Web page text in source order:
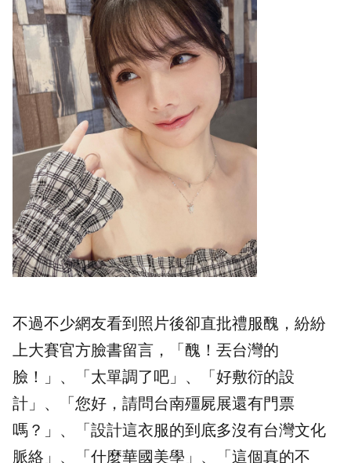
不過不少網友看到照片後卻直批禮服醜，紛紛
上大賽官方臉書留言，「醜！丟台灣的
臉！」、「太單調了吧」、「好敷衍的設
計」、「您好，請問台南殭屍展還有門票
嗎？」、「設計這衣服的到底多沒有台灣文化
脈絡」、「什麼華國美學」、「這個真的不